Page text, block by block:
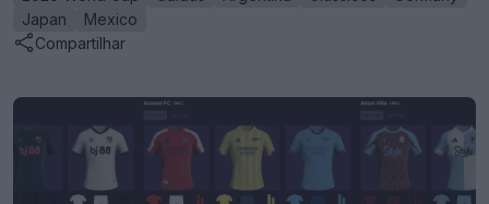
Japan
Mexico
Compartilhar